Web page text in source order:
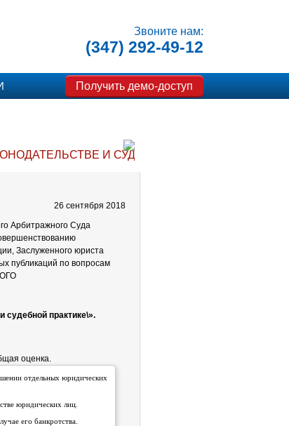
Звоните нам:
(347) 292-49-12
Получить демо-доступ
И СУДЕБНОЙ ПРАКТИКЕ
26 сентября 2018
Арбитражного Суда
Заслуженного юриста
публикаций по вопросам
судебной практике\».
оценка.
отдельных юридических
юридических лиц.
его банкротства.